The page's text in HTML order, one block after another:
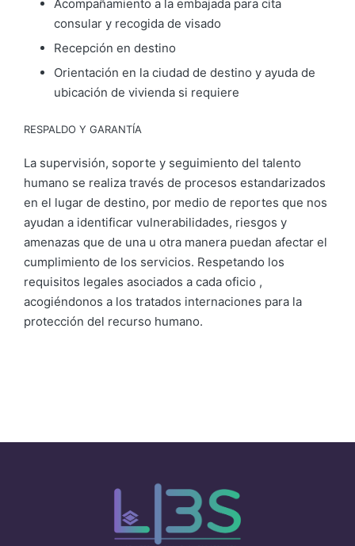
⁠Acompañamiento a la embajada para cita
consular y recogida de visado
⁠Recepción en destino
⁠Orientación en la ciudad de destino y ayuda de
ubicación de vivienda si requiere
RESPALDO Y GARANTÍA
La supervisión, soporte y seguimiento del talento
humano se realiza través de procesos estandarizados
en el lugar de destino, por medio de reportes que nos
ayudan a identificar vulnerabilidades, riesgos y
amenazas que de una u otra manera puedan afectar el
cumplimiento de los servicios. Respetando los
requisitos legales asociados a cada oficio ,
acogiéndonos a los tratados internaciones para la
protección del recurso humano.